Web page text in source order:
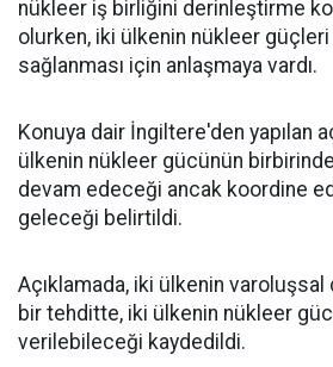
nükleer iş birliğini derinleştirme
olurken, iki ülkenin nükleer güçleri
sağlanması için anlaşmaya vardı.
Konuya dair İngiltere'den yapılan
ülkenin nükleer gücünün
devam edeceği ancak koordine
geleceği belirtildi.
Açıklamada, iki ülkenin varoluşsal
bir tehditte, iki ülkenin nükleer
verilebileceği kaydedildi.